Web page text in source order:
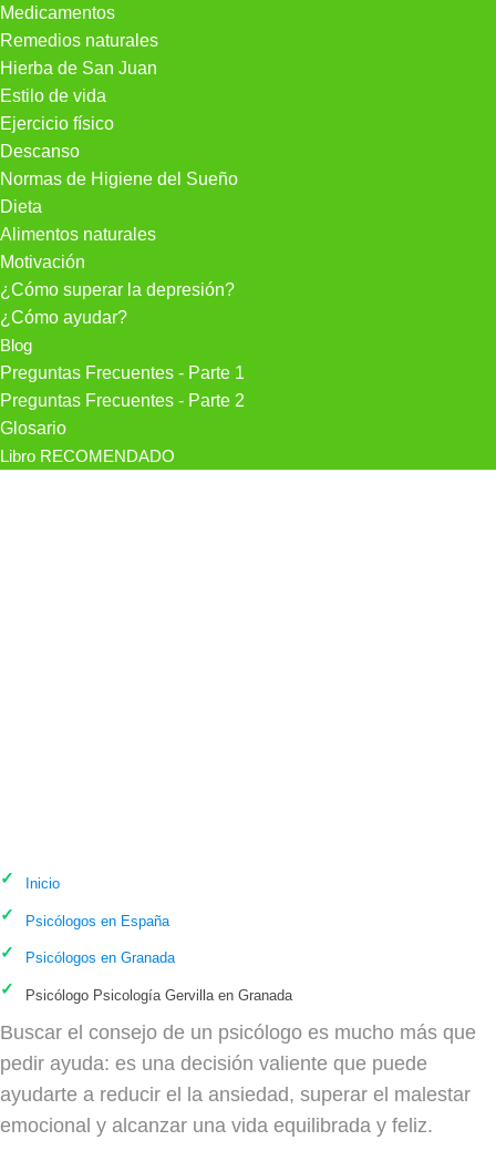
Medicamentos
Remedios naturales
Hierba de San Juan
Estilo de vida
Ejercicio físico
Descanso
Normas de Higiene del Sueño
Dieta
Alimentos naturales
Motivación
¿Cómo superar la depresión?
¿Cómo ayudar?
Blog
Preguntas Frecuentes - Parte 1
Preguntas Frecuentes - Parte 2
Glosario
Libro RECOMENDADO
Inicio
Psicólogos en España
Psicólogos en Granada
Psicólogo Psicología Gervilla en Granada
Buscar el consejo de un psicólogo es mucho más que
pedir ayuda: es una decisión valiente que puede
ayudarte a reducir el la ansiedad, superar el malestar
emocional y alcanzar una vida equilibrada y feliz.